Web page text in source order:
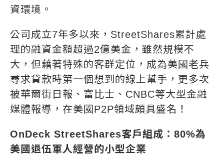
資環境。
公司成立7年多以來，StreetShares累計處
理的融資金額超過2億美金，雖然規模不
大，但藉著特殊的客群定位，成為美國老兵
尋求貸款時第一個想到的線上幫手，更多次
被華爾街日報、富比士、CNBC等大型金融
媒體報導，在美國P2P領域頗具盛名！
OnDeck StreetShares客戶組成：80%為
美國退伍軍人經營的小型企業